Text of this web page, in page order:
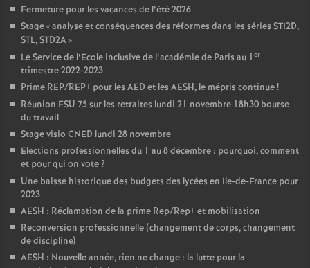
Fermeture pour les vacances de l’été 2026
Stage «analyse et conséquences des réformes dans les séries STI2D,
STL, STD2A»
Le Service de l’Ecole inclusive de l’académie de Paris au 1 er
trimestre 2022-2023
Prime REP/REP+ pour les AED et les AESH, le mépris continue!
Réunion FSU 75 sur les retraites lundi 21 novembre 18h30 bourse
du travail
Stage visio CNED lundi 28 novembre
Elections professionnelles du 1 au 8 décembre : pourquoi, comment
et pour qui on vote?
Une baisse historique des budgets des lycées en Ile-de-France pour
2023
AESH : Réclamation de la prime Rep/Rep+ et mobilisation
Reconversion professionnelle (changement de corps, changement
de discipline)
AESH : Nouvelle année, rien ne change : la lutte pour la